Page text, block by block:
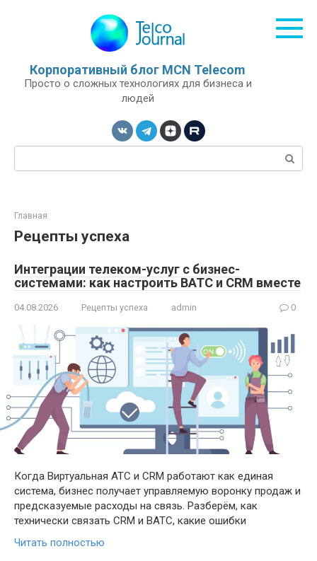
Корпоративный блог MCN Telecom
Просто о сложных технологиях для бизнеса и
людей
Главная
Рецепты успеха
Интеграции телеком-услуг с бизнес-
системами: как настроить ВАТС и CRM вместе
04.08.2026 Рецепты успеха admin 0
Когда Виртуальная АТС и CRM работают как единая
система, бизнес получает управляемую воронку продаж и
предсказуемые расходы на связь. Разберём, как
технически связать CRM и ВАТС, какие ошибки
Читать полностью